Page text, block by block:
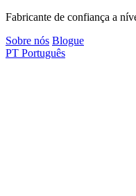
Fabricante de confiança a
Sobre nós Blogue
PT Português